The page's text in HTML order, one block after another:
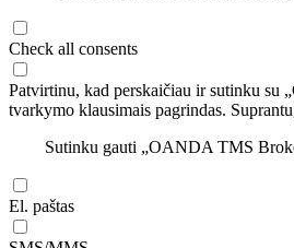
Check all consents
Patvirtinu, kad perskaičiau ir sutinku
tvarkymo klausimais pagrindas.
Sutinku gauti „OANDA TMS
El. paštas